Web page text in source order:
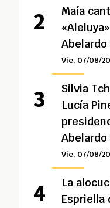
Maía
Abelardo
Vie, 07/08/
Silvia
Lucía
Abelardo
Vie, 07/08/
La
Espriella